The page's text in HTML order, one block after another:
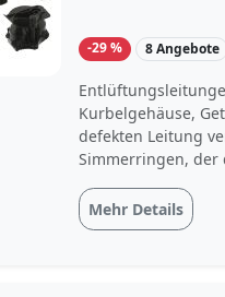
-29 % 8 Angebote
Kurbelgehäuse,
defekten Leitung
Simmerringen, der
(Fluorsilikon-
anderem
Mehr Details